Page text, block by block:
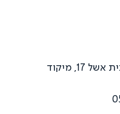
אנחנו נמצאים בתל אביב ברחוב בית אשל 17, מיקוד